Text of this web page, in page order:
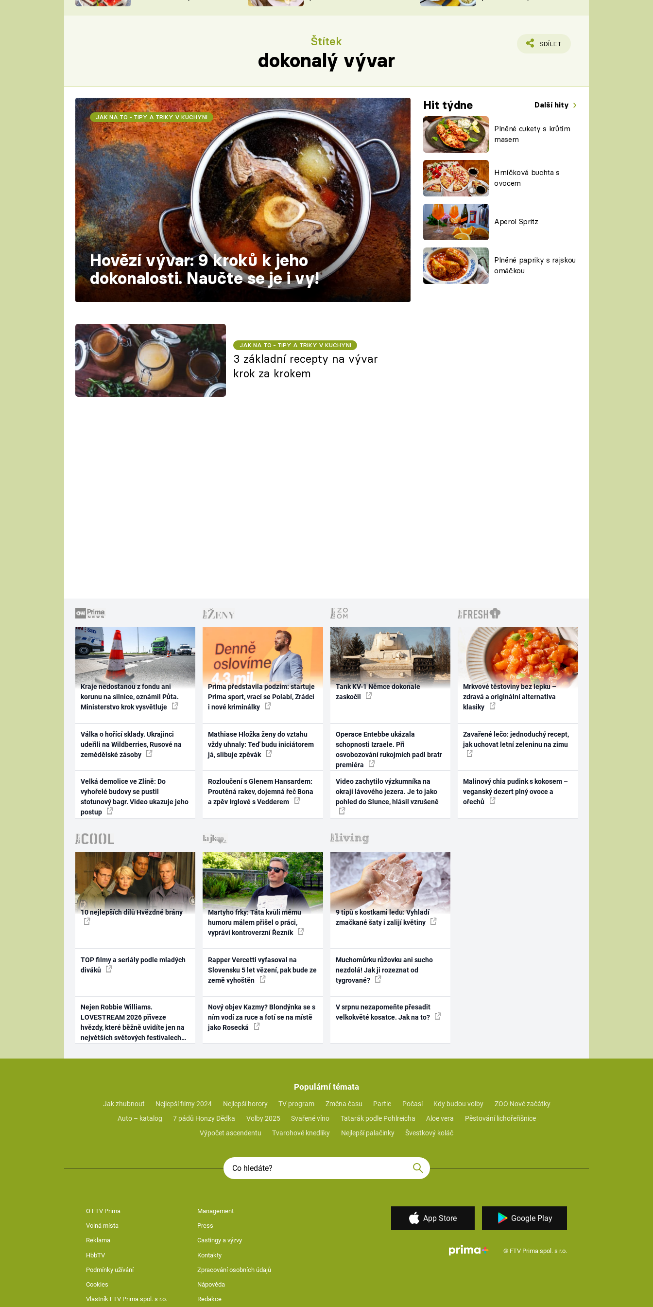
NA NÁKUPECH
ŠÉFREDAKTORKY
Štítek
dokonalý vývar
SDÍLET
Hit týdne Další hity
Plněné cukety s krůtím
masem
Hrníčková buchta s
ovocem
Aperol Spritz
Plněné papriky s rajskou
omáčkou
JAK NA TO - TIPY A TRIKY V KUCHYNI
Hovězí vývar: 9 kroků k jeho
dokonalosti. Naučte se je i vy!
JAK NA TO - TIPY A TRIKY V KUCHYNI
3 základní recepty na vývar
krok za krokem
Kraje nedostanou z fondu ani
korunu na silnice, oznámil Půta.
Ministerstvo krok vysvětluje
Válka o hořící sklady. Ukrajinci
udeřili na Wildberries, Rusové na
zemědělské zásoby
Velká demolice ve Zlíně: Do
vyhořelé budovy se pustil
stotunový bagr. Video ukazuje jeho
postup
Prima představila podzim: startuje
Prima sport, vrací se Polabí, Zrádci
i nové kriminálky
Mathiase Hložka ženy do vztahu
vždy uhnaly: Teď budu iniciátorem
já, slibuje zpěvák
Rozloučení s Glenem Hansardem:
Proutěná rakev, dojemná řeč Bona
a zpěv Irglové s Vedderem
Tank KV-1 Němce dokonale
zaskočil
Operace Entebbe ukázala
schopnosti Izraele. Při
osvobozování rukojmích padl bratr
premiéra
Video zachytilo výzkumníka na
okraji lávového jezera. Je to jako
pohled do Slunce, hlásil vzrušeně
Mrkvové těstoviny bez lepku –
zdravá a originální alternativa
klasiky
Zavařené lečo: jednoduchý recept,
jak uchovat letní zeleninu na zimu
Malinový chia pudink s kokosem –
veganský dezert plný ovoce a
ořechů
10 nejlepších dílů Hvězdné brány
TOP filmy a seriály podle mladých
diváků
Nejen Robbie Williams.
LOVESTREAM 2026 přiveze
hvězdy, které běžně uvidíte jen na
největších světových festivalech
Martyho frky: Táta kvůli mému
humoru málem přišel o práci,
vypráví kontroverzní Řezník
Rapper Vercetti vyfasoval na
Slovensku 5 let vězení, pak bude ze
země vyhoštěn
Nový objev Kazmy? Blondýnka se s
ním vodí za ruce a fotí se na místě
jako Rosecká
9 tipů s kostkami ledu: Vyhladí
zmačkané šaty i zalijí květiny
Muchomůrku růžovku ani sucho
nezdolá! Jak ji rozeznat od
tygrované?
V srpnu nezapomeňte přesadit
velkokvěté kosatce. Jak na to?
Populární témata
Jak zhubnout Nejlepší filmy 2024 Nejlepší horory TV program Změna času Partie Počasí Kdy budou volby
ZOO Nové začátky
Auto – katalog
7 pádů Honzy Dědka Volby 2025 Svařené víno Tatarák podle Pohlreicha Aloe vera
Pěstování lichořeřišnice
Výpočet ascendentu
Tvarohové knedlíky Nejlepší palačinky Švestkový koláč
O FTV Prima Management
Volná místa Press
Reklama Castingy a výzvy
HbbTV Kontakty
Podmínky užívání Zpracování osobních údajů
Cookies Nápověda
Vlastník FTV Prima spol. s r.o. Redakce
App Store Google Play
© FTV Prima spol. s r.o.